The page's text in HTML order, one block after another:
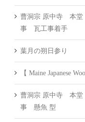
曹洞宗 原中寺 本堂
事 瓦工事着手
葉月の朔日参り
【 Maine Japanese
曹洞宗 原中寺 本堂
事 懸魚 型